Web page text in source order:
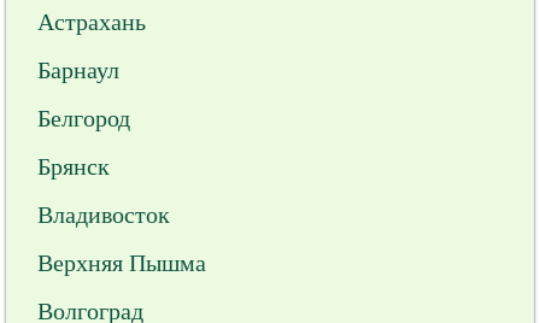
Астрахань
Барнаул
Белгород
Брянск
Владивосток
Верхняя Пышма
Волгоград